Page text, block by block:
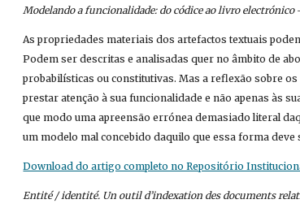
Modelando a funcionalidade: do códice ao livro electrónico
As propriedades materiais dos artefactos textuais
Podem ser descritas e analisadas quer no âmbito de
probabilísticas ou constitutivas. Mas a reflexão sobre
prestar atenção à sua funcionalidade e não apenas às
que modo uma apreensão errónea demasiado literal
um modelo mal concebido daquilo que essa forma
Download do artigo completo no Repositório
Entité / identité. Un outil d’indexation des documents